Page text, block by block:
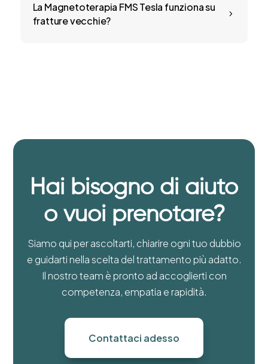
5
La Magnetoterapia FMS Tesla funziona su
fratture vecchie?
Hai bisogno di aiuto
o vuoi prenotare?
Siamo qui per ascoltarti, chiarire ogni tuo dubbio
e guidarti nella scelta del trattamento più adatto.
Il nostro team è pronto ad accoglierti con
competenza, empatia e rapidità.
Contattaci adesso